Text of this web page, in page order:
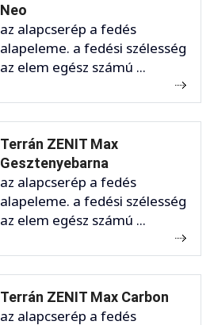
Neo
az alapcserép a fedés
alapeleme. a fedési szélesség
az elem egész számú ...
Terrán ZENIT Max
Gesztenyebarna
az alapcserép a fedés
alapeleme. a fedési szélesség
az elem egész számú ...
Terrán ZENIT Max Carbon
az alapcserép a fedés